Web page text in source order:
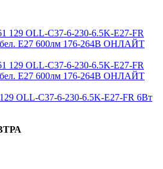
OLL-C37-6-230-6.5K-E27-FR 6Вт